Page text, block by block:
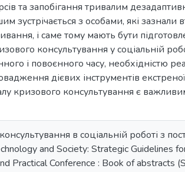
та запобігання тривалим
зустрічається з особами, які зазнали
і саме тому мають бути
консультування у соціальній
і повоєнного часу, необхідністю
дієвих інструментів
кризового консультування є
в соціальній роботі з
and Society: Strategic Guidelines
Practical Conference : Book of abstracts